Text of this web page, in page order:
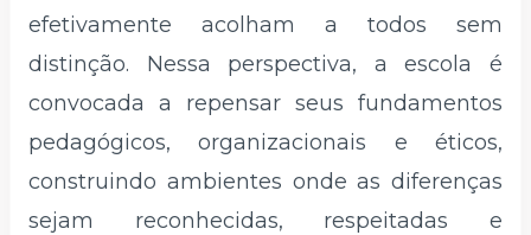
efetivamente acolham a todos sem
distinção. Nessa perspectiva, a escola é
convocada a repensar seus fundamentos
pedagógicos, organizacionais e éticos,
construindo ambientes onde as diferenças
sejam reconhecidas, respeitadas e